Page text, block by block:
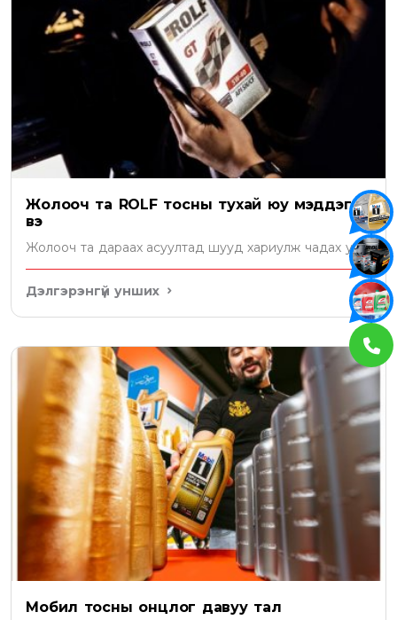
Жолооч та ROLF тосны тухай юу мэддэг
вэ
Жолооч та дараах асуултад шууд хариулж чадах уу?
Дэлгэрэнгүй унших
Мобил тосны онцлог давуу тал